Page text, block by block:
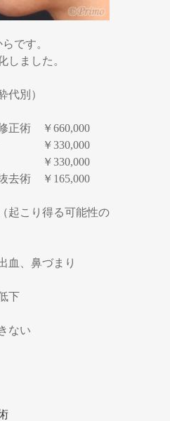
です。
しました。
代別）
正術 ￥660,000
術 ￥330,000
￥330,000
去術 ￥165,000
（起こり得る可能性の
血、鼻づまり
下
ない